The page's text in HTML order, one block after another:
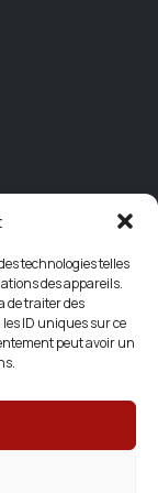
technologies telles
des appareils.
de traiter des
ID uniques sur ce
peut avoir un